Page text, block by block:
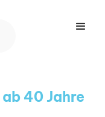
40 Jahre